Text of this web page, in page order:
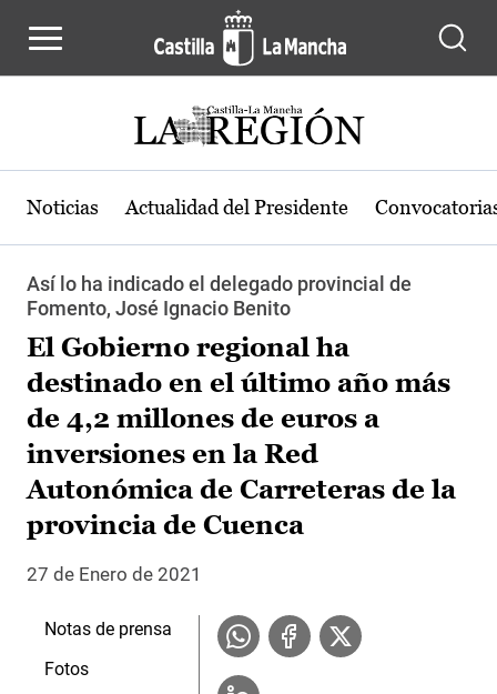
Noticias Actualidad del Presidente
Así lo ha indicado el delegado provincial de
Fomento, José Ignacio Benito
El Gobierno regional ha
destinado en el último año más
de 4,2 millones de euros a
inversiones en la Red
Autonómica de Carreteras de la
provincia de Cuenca
27 de Enero de 2021
Notas de prensa
Fotos